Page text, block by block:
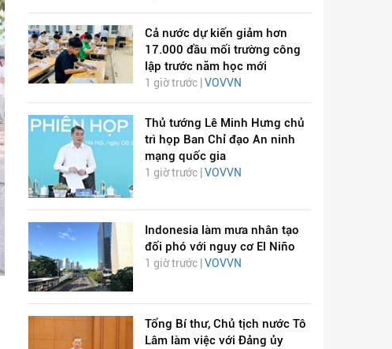
Cả nước dự kiến giảm hơn
17.000 đầu mối trường công
lập trước năm học mới
1 giờ trước | VOVVN
Thủ tướng Lê Minh Hưng chủ
trì họp Ban Chỉ đạo An ninh
mạng quốc gia
1 giờ trước | VOVVN
Indonesia làm mưa nhân tạo
đối phó với nguy cơ El Niño
1 giờ trước | VOVVN
Tổng Bí thư, Chủ tịch nước Tô
Lâm làm việc với Đảng ủy